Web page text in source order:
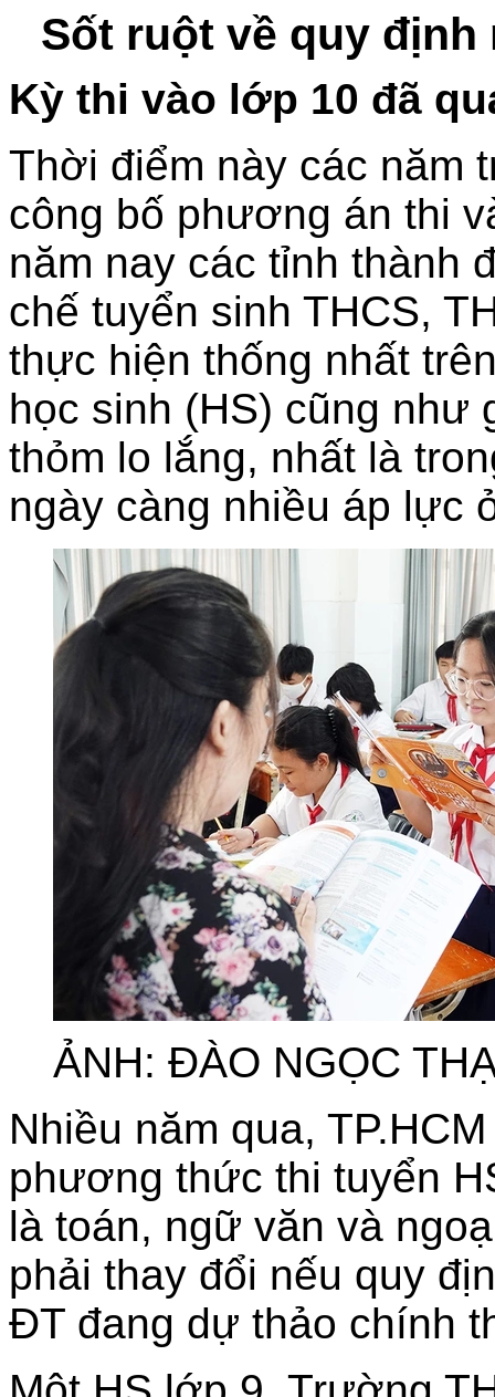
Sốt ruột về quy
Kỳ thi vào lớp 10 đã
Thời điểm này các năm
công bố phương án thi
năm nay các tỉnh thành
chế tuyển sinh THCS,
thực hiện thống nhất
học sinh (HS) cũng như
thỏm lo lắng, nhất là
ngày càng nhiều áp lực
ẢNH: ĐÀO NGỌC
Nhiều năm qua,
phương thức thi tuyển
là toán, ngữ văn và
phải thay đổi nếu quy
ĐT đang dự thảo chính